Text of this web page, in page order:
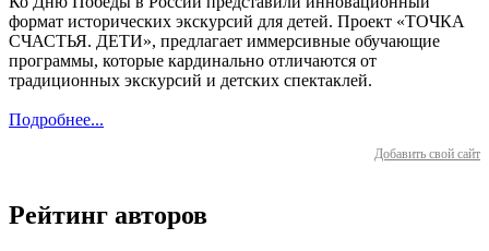
формат исторических экскурсий для детей. Проект «ТОЧКА
СЧАСТЬЯ. ДЕТИ», предлагает иммерсивные обучающие
программы, которые кардинально отличаются от
традиционных экскурсий и детских спектаклей.
Подробнее...
Добавить свой сайт
Рейтинг авторов